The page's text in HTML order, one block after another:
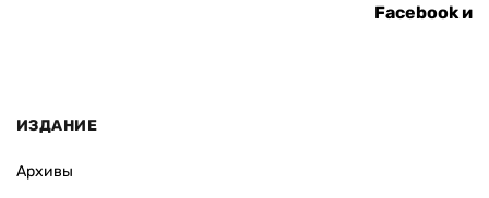
Facebook и
ИЗДАНИЕ
Архивы